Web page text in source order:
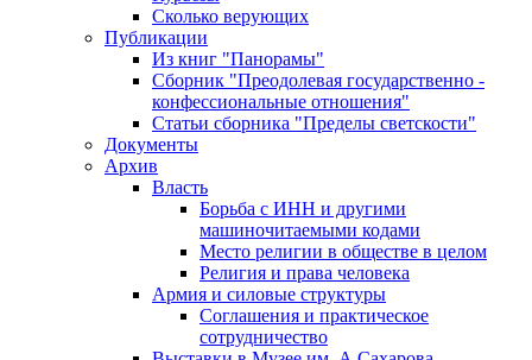
Сколько верующих
Публикации
Из книг "Панорамы"
Сборник "Преодолевая государственно -
конфессиональные отношения"
Статьи сборника "Пределы светскости"
Документы
Архив
Власть
Борьба с ИНН и другими
машиночитаемыми кодами
Место религии в обществе в целом
Религия и права человека
Армия и силовые структуры
Соглашения и практическое
сотрудничество